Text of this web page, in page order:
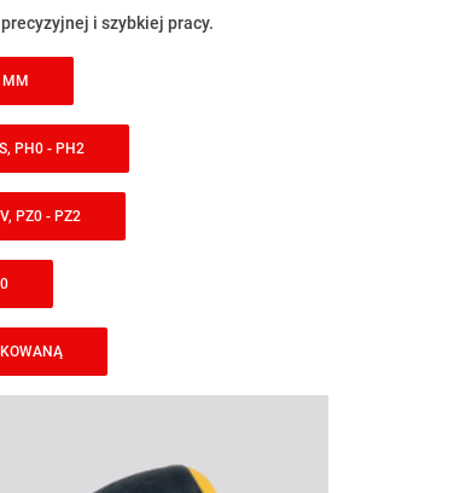
i szybkiej pracy.
MM
PH0 - PH2
PZ0 - PZ2